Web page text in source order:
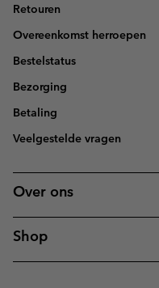
Retouren
Overeenkomst herroepen
Bestelstatus
Bezorging
Betaling
Veelgestelde vragen
Over ons
Shop